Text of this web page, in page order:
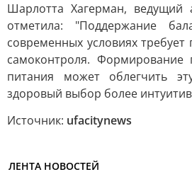
Шарлотта Хагерман, ведущий
отметила: "Поддержание
современных условиях
самоконтроля. Формирование
питания может облегчить
здоровый выбор более
Источник: ufacitynews
ЛЕНТА НОВОСТЕЙ